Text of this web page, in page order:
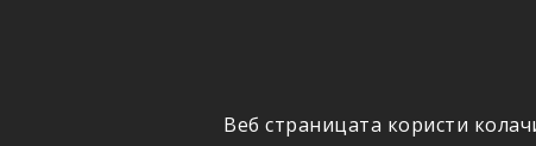
Веб страницата користи
ОСИГУРУВАЊЕ ШТЕТИ